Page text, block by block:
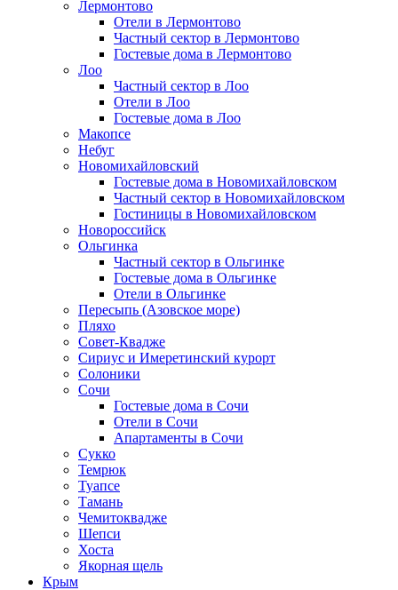
Лермонтово
Отели в Лермонтово
Частный сектор в Лермонтово
Гостевые дома в Лермонтово
Лоо
Частный сектор в Лоо
Отели в Лоо
Гостевые дома в Лоо
Макопсе
Небуг
Новомихайловский
Гостевые дома в Новомихайловском
Частный сектор в Новомихайловском
Гостиницы в Новомихайловском
Новороссийск
Ольгинка
Частный сектор в Ольгинке
Гостевые дома в Ольгинке
Отели в Ольгинке
Пересыпь (Азовское море)
Пляхо
Совет-Квадже
Сириус и Имеретинский курорт
Солоники
Сочи
Гостевые дома в Сочи
Отели в Сочи
Апартаменты в Сочи
Сукко
Темрюк
Туапсе
Тамань
Чемитоквадже
Шепси
Хоста
Якорная щель
Крым